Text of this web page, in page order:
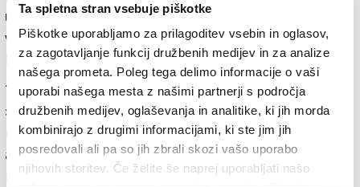
Ta spletna stran vsebuje piškotke
Piškotke uporabljamo za prilagoditev vsebin in oglasov,
za zagotavljanje funkcij družbenih medijev in za analize
našega prometa. Poleg tega delimo informacije o vaši
uporabi našega mesta z našimi partnerji s področja
družbenih medijev, oglaševanja in analitike, ki jih morda
kombinirajo z drugimi informacijami, ki ste jim jih
posredovali ali pa so jih zbrali skozi vašo uporabo
njihovih storitev. Če želite še naprej uporabljati našo
univerzi. Nekaj let je poučeval na inštitutu Weizmann
v Izraelu in na Univerzi v Oxfordu, od leta 2001 pa se je
kot samostojni raziskovalec pridružil skupini
znanstvenikov v Cambridgeu.
»Napredek je sicer velik. Odkrili smo skupine majhnih
molekul, ki lahko zaustavijo prve korake v procesu
agregacije beljakovin. Pričakujemo, da bo ta vrsta
molekul zmanjšala tveganje za Alzheimerjevo